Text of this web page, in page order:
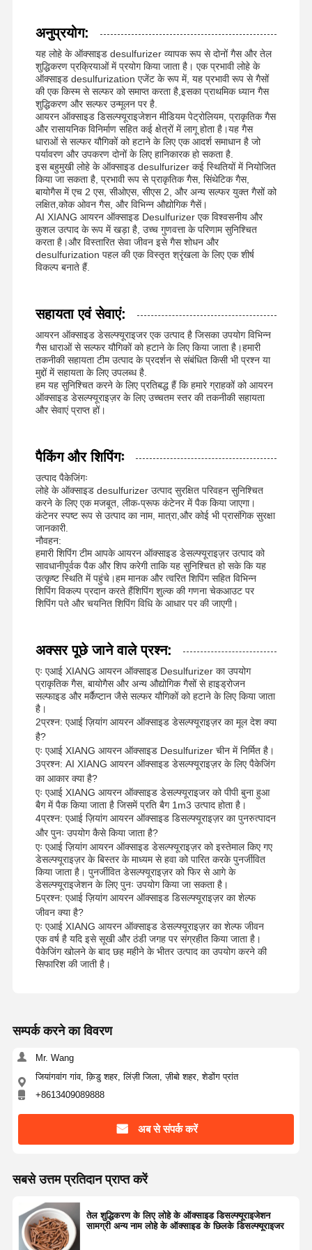
एक बोली का
अनुरोध
आयरन ऑक्साइड डिसल्फराइजर
डिमेथिलामिनोएथिल मेथाक्रिलेट
मेथाक्रिलोयलोक्सीएथिल ट्राइमेथिल अमोनियम क्लोराइड
एक्रिलॉयलोक्सीएथिल ट्राइमेथिल अमोनियम क्लोराइड
नॉनऑनिक पॉलीएक्रिलामाइड
यौगिक उर्वरक धीमी रिलीज़ सुरक्षा एजेंट
धनायनित पॉलीएक्रिलामाइड
क्षारीकरण के लिए जेल एजेंट
उच्च तापमान पर जमाव एजेंट
सल्फ़राइज़र
अनुप्रयोग:
यह लोहे के ऑक्साइड desulfurizer व्यापक रूप से दोनों गैस और तेल
शुद्धिकरण प्रक्रियाओं में प्रयोग किया जाता है। एक प्रभावी लोहे के
ऑक्साइड desulfurization एजेंट के रूप में, यह प्रभावी रूप से गैसों
की एक किस्म से सल्फर को समाप्त करता है,इसका प्राथमिक ध्यान गैस
शुद्धिकरण और सल्फर उन्मूलन पर है.
आयरन ऑक्साइड डिसल्फ्यूराइजेशन मीडियम पेट्रोलियम, प्राकृतिक गैस
और रासायनिक विनिर्माण सहित कई क्षेत्रों में लागू होता है।यह गैस
धाराओं से सल्फर यौगिकों को हटाने के लिए एक आदर्श समाधान है जो
पर्यावरण और उपकरण दोनों के लिए हानिकारक हो सकता है.
इस बहुमुखी लोहे के ऑक्साइड desulfurizer कई स्थितियों में नियोजित
किया जा सकता है, प्रभावी रूप से प्राकृतिक गैस, सिंथेटिक गैस,
बायोगैस में एच 2 एस, सीओएस, सीएस 2, और अन्य सल्फर युक्त गैसों को
लक्षित,कोक ओवन गैस, और विभिन्न औद्योगिक गैसें।
AI XIANG आयरन ऑक्साइड Desulfurizer एक विश्वसनीय और
कुशल उत्पाद के रूप में खड़ा है, उच्च गुणवत्ता के परिणाम सुनिश्चित
करता है।और विस्तारित सेवा जीवन इसे गैस शोधन और
desulfurization पहल की एक विस्तृत श्रृंखला के लिए एक शीर्ष
विकल्प बनाते हैं.
सहायता एवं सेवाएं:
आयरन ऑक्साइड डेसल्फ्यूराइजर एक उत्पाद है जिसका उपयोग विभिन्न
गैस धाराओं से सल्फर यौगिकों को हटाने के लिए किया जाता है।हमारी
तकनीकी सहायता टीम उत्पाद के प्रदर्शन से संबंधित किसी भी प्रश्न या
मुद्दों में सहायता के लिए उपलब्ध है.
हम यह सुनिश्चित करने के लिए प्रतिबद्ध हैं कि हमारे ग्राहकों को आयरन
ऑक्साइड डेसल्फ्यूराइज़र के लिए उच्चतम स्तर की तकनीकी सहायता
और सेवाएं प्राप्त हों।
पैकिंग और शिपिंगः
उत्पाद पैकेजिंगः
लोहे के ऑक्साइड desulfurizer उत्पाद सुरक्षित परिवहन सुनिश्चित
करने के लिए एक मजबूत, लीक-प्रूफ कंटेनर में पैक किया जाएगा।
कंटेनर स्पष्ट रूप से उत्पाद का नाम, मात्रा,और कोई भी प्रासंगिक सुरक्षा
जानकारी.
नौवहन:
हमारी शिपिंग टीम आपके आयरन ऑक्साइड डेसल्फ्यूराइज़र उत्पाद को
सावधानीपूर्वक पैक और शिप करेगी ताकि यह सुनिश्चित हो सके कि यह
उत्कृष्ट स्थिति में पहुंचे।हम मानक और त्वरित शिपिंग सहित विभिन्न
शिपिंग विकल्प प्रदान करते हैंशिपिंग शुल्क की गणना चेकआउट पर
शिपिंग पते और चयनित शिपिंग विधि के आधार पर की जाएगी।
अक्सर पूछे जाने वाले प्रश्न:
एः एआई XIANG आयरन ऑक्साइड Desulfurizer का उपयोग
प्राकृतिक गैस, बायोगैस और अन्य औद्योगिक गैसों से हाइड्रोजन
सल्फाइड और मर्कैप्टान जैसे सल्फर यौगिकों को हटाने के लिए किया जाता
है।
2प्रश्न: एआई ज़ियांग आयरन ऑक्साइड डेसल्फ्यूराइज़र का मूल देश क्या
है?
एः एआई XIANG आयरन ऑक्साइड Desulfurizer चीन में निर्मित है।
3प्रश्न: AI XIANG आयरन ऑक्साइड डेसल्फ्यूराइज़र के लिए पैकेजिंग
का आकार क्या है?
एः एआई XIANG आयरन ऑक्साइड डेसल्फ्यूराइजर को पीपी बुना हुआ
बैग में पैक किया जाता है जिसमें प्रति बैग 1m3 उत्पाद होता है।
4प्रश्न: एआई ज़ियांग आयरन ऑक्साइड डिसल्फ्यूराइज़र का पुनरुत्पादन
और पुनः उपयोग कैसे किया जाता है?
एः एआई ज़ियांग आयरन ऑक्साइड डेसल्फ्यूराइज़र को इस्तेमाल किए गए
डेसल्फ्यूराइज़र के बिस्तर के माध्यम से हवा को पारित करके पुनर्जीवित
किया जाता है। पुनर्जीवित डेसल्फ्यूराइज़र को फिर से आगे के
डेसल्फ्यूराइजेशन के लिए पुनः उपयोग किया जा सकता है।
5प्रश्न: एआई ज़ियांग आयरन ऑक्साइड डिसल्फ्यूराइज़र का शेल्फ
जीवन क्या है?
एः एआई XIANG आयरन ऑक्साइड डेसल्फ्यूराइज़र का शेल्फ जीवन
एक वर्ष है यदि इसे सूखी और ठंडी जगह पर संग्रहीत किया जाता है।
पैकेजिंग खोलने के बाद छह महीने के भीतर उत्पाद का उपयोग करने की
सिफारिश की जाती है।
सम्पर्क करने का विवरण
Mr. Wang
जियांगवांग गांव, क़िडु शहर, लिंज़ी जिला, ज़ीबो शहर, शेडोंग प्रांत
+8613409089888
अब से संपर्क करें
सबसे उत्तम प्रतिदान प्राप्त करें
तेल शुद्धिकरण के लिए लोहे के ऑक्साइड डिसल्फ्यूराइजेशन
सामग्री अन्य नाम लोहे के ऑक्साइड के छिलके डिसल्फ्यूराइजर